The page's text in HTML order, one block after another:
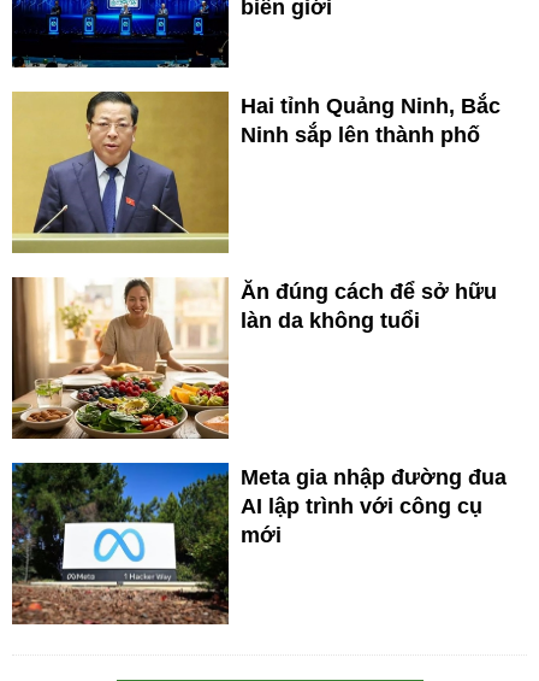
biên giới
Hai tỉnh Quảng Ninh, Bắc
Ninh sắp lên thành phố
Ăn đúng cách để sở hữu
làn da không tuổi
Meta gia nhập đường đua
AI lập trình với công cụ
mới